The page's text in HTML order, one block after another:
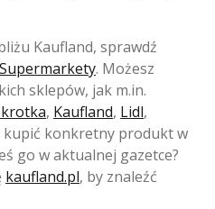
Kaufland, sprawdź
Supermarkety. Możesz
sklepów, jak m.in.
, Kaufland, Lidl,
kupić konkretny produkt w
go w aktualnej gazetce?
kaufland.pl, by znaleźć